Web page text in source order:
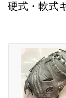
硬式・軟式